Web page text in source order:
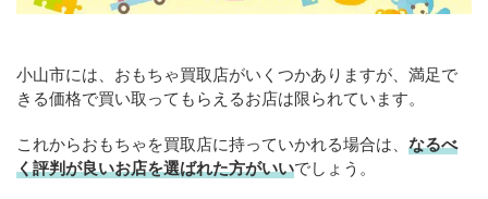
小山市には、おもちゃ買取店がいくつかありますが、満足で
きる価格で買い取ってもらえるお店は限られています。
これからおもちゃを買取店に持っていかれる場合は、 なるべ
く評判が良いお店を選ばれた方がいいでしょう。